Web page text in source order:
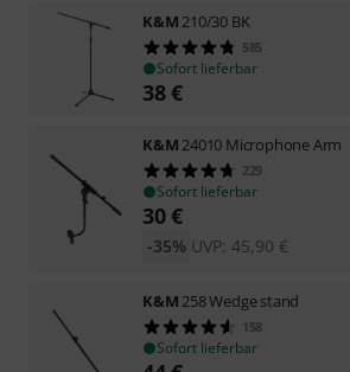
K&M 210/30 BK
585
Sofort lieferbar
38€
K&M 24010 Microphone Arm
229
Sofort lieferbar
30€
UVP: 45,90 €
-35%
K&M 258 Wedge stand
158
Sofort lieferbar